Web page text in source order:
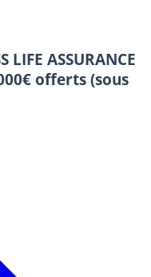
ASSURANCE
offerts (sous